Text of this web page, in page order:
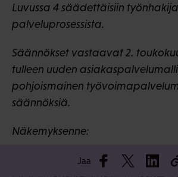
Luvussa 4 säädettäisiin
palveluprosessista.
Säännökset vastaavat 2.
tulleen uuden
pohjoismainen
säännöksiä.
Näkemyksenne:
SAK lausuu jälleen huolensa
Jaa